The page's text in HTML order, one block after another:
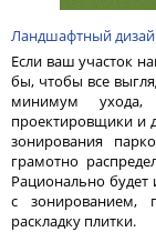
Ландшафтный
Если ваш участок
бы, чтобы все
минимум
проектировщики и
зонирования
грамотно
Рационально будет
с зонированием,
раскладку плитки.